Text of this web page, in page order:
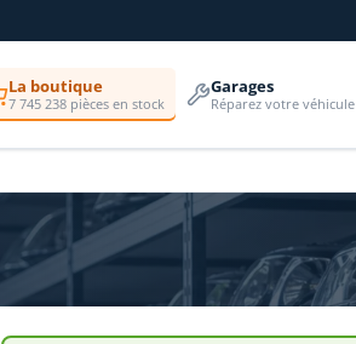
La boutique
7 745 238 pièces en stock
Garages
Réparez votre véhicule